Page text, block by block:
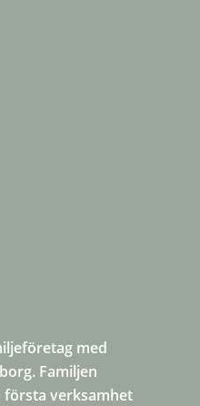
med
Familjen
första verksamhet